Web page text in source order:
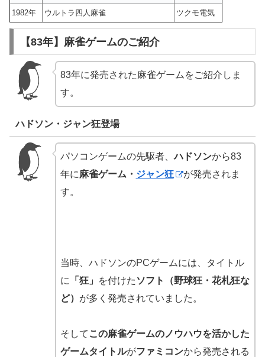
1982年 ウルトラ四人麻雀 ツクモ電気
【83年】麻雀ゲームのご紹介
83年に発売された麻雀ゲームをご紹介しま
す。
ハドソン・ジャン狂登場
パソコンゲームの先駆者、ハドソンから83
年に麻雀ゲーム・ ジャン狂
が発売されま
す。
当時、ハドソンのPCゲームには、タイトル
に 「狂」 を付けた ソフト（野球狂・花札狂な
ど） が多く発売されていました。
そして この麻雀ゲームのノウハウを活かした
ゲームタイトルがファミコンから発売される